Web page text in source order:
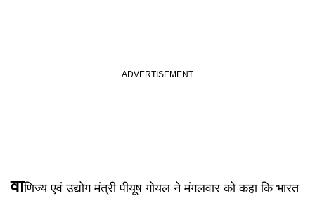
वाणिज्य एवं उद्योग मंत्री पीयूष गोयल ने मंगलवार को कहा कि भारत